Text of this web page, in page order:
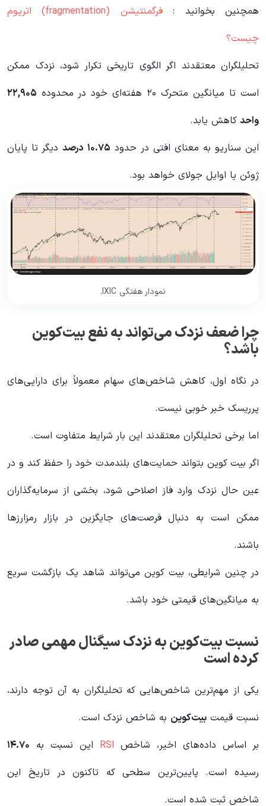
همچنین بخوانید :
فرگمنتیشن (fragmentation) اتریوم
چیست؟
تحلیلگران معتقدند اگر الگوی تاریخی تکرار شود، نزدک ممکن
است تا میانگین متحرک ۲۰ هفته‌ای خود در محدوده
۲۲,۹۰۵
واحد کاهش یابد.
این سناریو به معنای افتی در حدود ۱۰.۷۵ درصددیگر تا پایان
ژوئن یا اوایل جولای خواهد بود.
نمودار هفتگی IXIC.
چرا ضعف نزدک می‌تواند به نفع بیت‌کوین
باشد؟
در نگاه اول، کاهش شاخص‌های سهام معمولاً برای دارایی‌های
پرریسک خبر خوبی نیست.
اما برخی تحلیلگران معتقدند این بار شرایط متفاوت است.
اگر بیت کوین بتواند حمایت‌های بلندمدت خود را حفظ کند و در
عین حال نزدک وارد فاز اصلاحی شود، بخشی از سرمایه‌گذاران
ممکن است به دنبال فرصت‌های جایگزین در بازار رمزارزها
باشند.
در چنین شرایطی، بیت کوین می‌تواند شاهد یک بازگشت سریع
به میانگین‌های قیمتی خود باشد.
نسبت بیت‌کوین به نزدک سیگنال مهمی صادر
کرده است
یکی از مهم‌ترین شاخص‌هایی که تحلیلگران به آن توجه دارند،
نسبت قیمت بیت‌کوین به شاخص نزدک است.
بر اساس داده‌های اخیر، شاخص RSI این نسبت به ۱۴.۷۰
رسیده است. پایین‌ترین سطحی که تاکنون در تاریخ این
شاخص ثبت شده است.